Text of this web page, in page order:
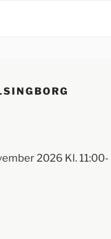
2026 Kl. 11:00-